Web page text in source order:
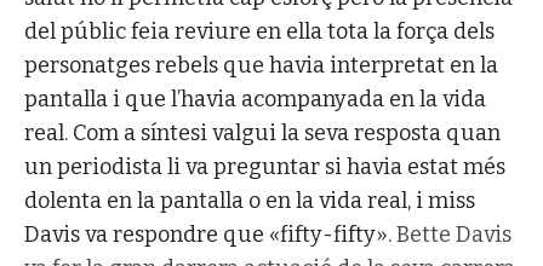
del públic feia reviure en ella tota la força dels
personatges rebels que havia interpretat en la
pantalla i que l’havia acompanyada en la vida
real. Com a síntesi valgui la seva resposta quan
un periodista li va preguntar si havia estat més
dolenta en la pantalla o en la vida real, i miss
Davis va respondre que «fifty-fifty».Bette Davis